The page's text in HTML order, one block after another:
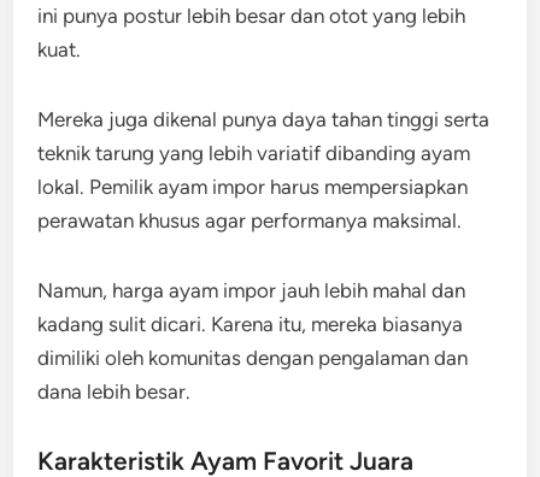
ini punya postur lebih besar dan otot yang lebih
kuat.
Mereka juga dikenal punya daya tahan tinggi serta
teknik tarung yang lebih variatif dibanding ayam
lokal. Pemilik ayam impor harus mempersiapkan
perawatan khusus agar performanya maksimal.
Namun, harga ayam impor jauh lebih mahal dan
kadang sulit dicari. Karena itu, mereka biasanya
dimiliki oleh komunitas dengan pengalaman dan
dana lebih besar.
Karakteristik Ayam Favorit Juara